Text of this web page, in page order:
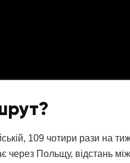
109 чотири рази на
через Польщу, відстань